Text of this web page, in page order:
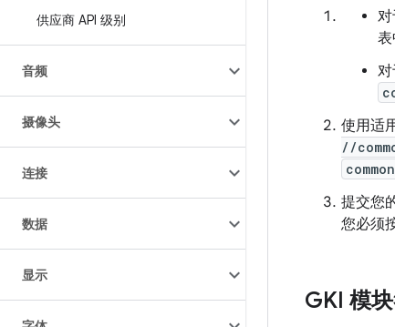
供应商 API 级别
音频
摄像头
连接
数据
显示
表
使用适
//
提交您
您必须
GKI 模